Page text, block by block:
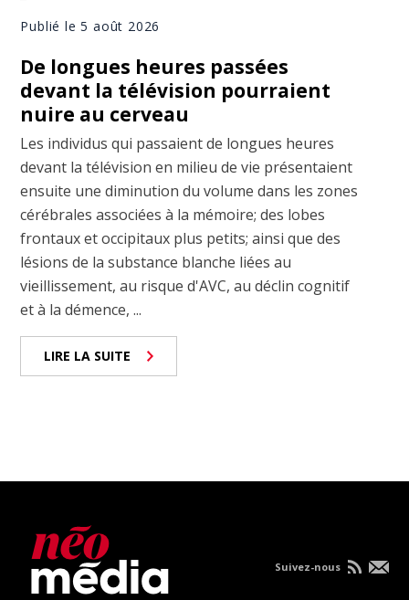
Publié le 5 août 2026
De longues heures passées
devant la télévision pourraient
nuire au cerveau
Les individus qui passaient de longues heures
devant la télévision en milieu de vie présentaient
ensuite une diminution du volume dans les zones
cérébrales associées à la mémoire; des lobes
frontaux et occipitaux plus petits; ainsi que des
lésions de la substance blanche liées au
vieillissement, au risque d'AVC, au déclin cognitif
et à la démence, ...
LIRE LA SUITE
Suivez-nous